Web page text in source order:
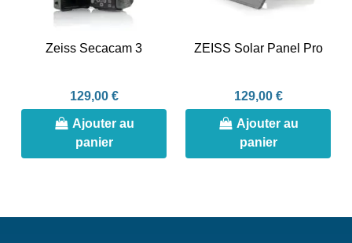
Zeiss Secacam 3
129,00 €
Ajouter au
panier
ZEISS Solar Panel Pro
129,00 €
Ajouter au
panier